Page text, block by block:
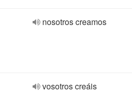
nosotros creamos
vosotros creáis